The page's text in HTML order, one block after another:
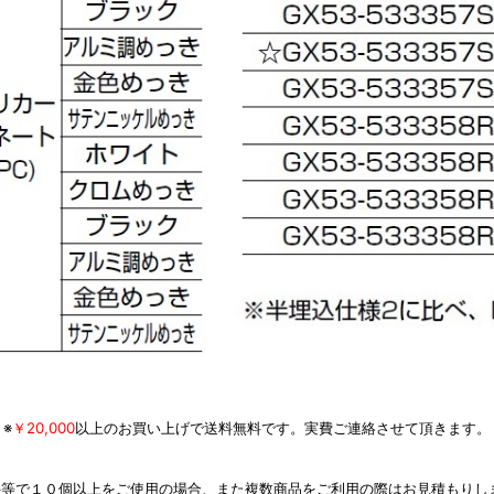
※￥20,000以上のお買い上げで送料無料です。実費ご連絡させて頂きます。
で１０個以上をご使用の場合、また複数商品をご利用の際はお見積もりし